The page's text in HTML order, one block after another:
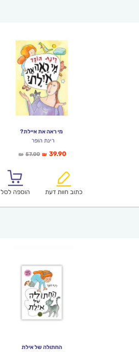
מי ראה את איילת?
רינת הופר
₪ 57.00המחיר
₪57.00.
₪ 39.90
הוא:
כתוב חוות דעת
הוספה לסל
החתולה של אילת